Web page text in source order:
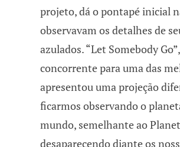
projeto, dá o pontapé inicial
observavam os detalhes de
azulados. “Let Somebody
concorrente para uma das
apresentou uma projeção
ficarmos observando o
mundo, semelhante ao
desaparecendo diante os